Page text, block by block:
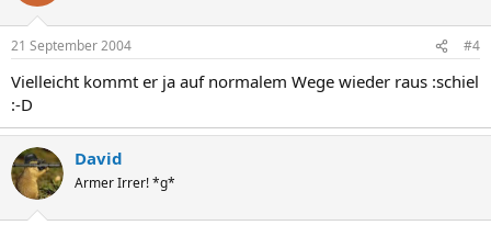
21 September 2004 #4
Vielleicht kommt er ja auf normalem Wege wieder raus :schiel
:-D
David
Armer Irrer! *g*